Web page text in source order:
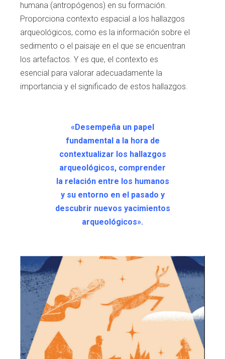
humana (antropógenos) en su formación.
Proporciona contexto espacial a los hallazgos
arqueológicos, como es la información sobre el
sedimento o el paisaje en el que se encuentran
los artefactos. Y es que, el contexto es
esencial para valorar adecuadamente la
importancia y el significado de estos hallazgos.
«Desempeña un papel
fundamental a la hora de
contextualizar los hallazgos
arqueológicos, comprender
la relación entre los humanos
y su entorno en el pasado y
descubrir nuevos yacimientos
arqueológicos».